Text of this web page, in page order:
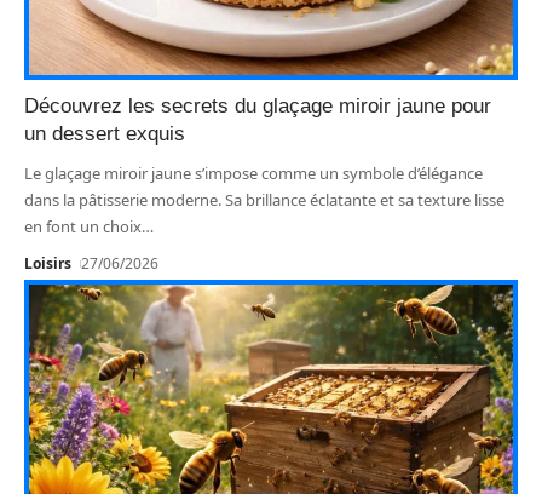
Découvrez les secrets du glaçage miroir jaune pour
un dessert exquis
Le glaçage miroir jaune s’impose comme un symbole d’élégance
dans la pâtisserie moderne. Sa brillance éclatante et sa texture lisse
en font un choix…
Loisirs 27/06/2026